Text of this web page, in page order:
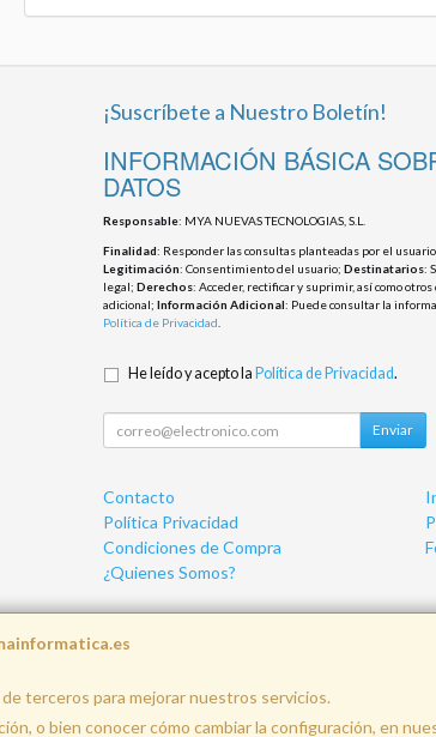
terceros para mejorar nuestros servicios.
o bien conocer cómo cambiar la configuración, en
¡Suscríbete a Nuestro Boletín!
INFORMACIÓN BÁSICA
DATOS
Responsable: MYA NUEVAS TECNOLOGIAS, S.L.
Finalidad: Responder las consultas planteadas por el
Legitimación: Consentimiento del usuario; Destinatarios:
legal; Derechos: Acceder, rectificar y suprimir, así como
adicional; Información Adicional: Puede consultar la
Política de Privacidad
He leído y acepto la Política de Privacidad.
Enviar
Contacto
Política Privacidad
Condiciones de Compra
¿Quienes Somos?